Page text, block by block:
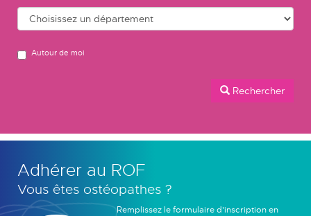
Autour de moi
Rechercher
Adhérer au ROF
Vous êtes ostéopathes ?
Remplissez le formulaire d'inscription en